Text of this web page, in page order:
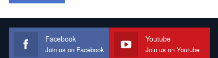
Facebook
Join us on Facebook
Youtube
Join us on Youtube